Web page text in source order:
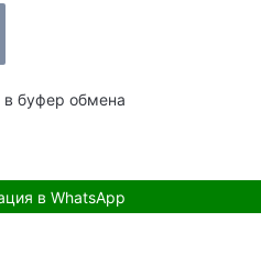
в буфер обмена
в WhatsApp